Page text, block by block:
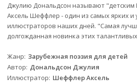
Джулию Дональдсон называют "детским
Аксель Шеффлер - один из самых ярких и
иллюстраторов наших дней. "Самая
долгожданная новинка этих
Жанр Зарубежная поэзия для детей
Автор Дональдсон Джулия
Иллюстратор Шеффлер Аксель